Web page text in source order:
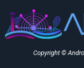
Copyright ©